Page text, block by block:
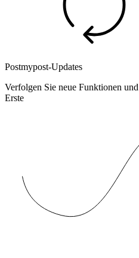
Postmypost-Updates
Verfolgen Sie neue Funktionen
Erste